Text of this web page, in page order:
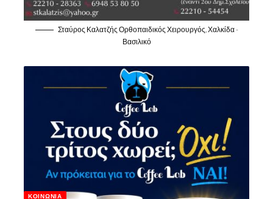
Σταύρος Καλατζής Ορθοπαιδικός Χειρουργός, Χαλκίδα -
Βασιλικό
ΚΟΙΝΩΝΊΑ